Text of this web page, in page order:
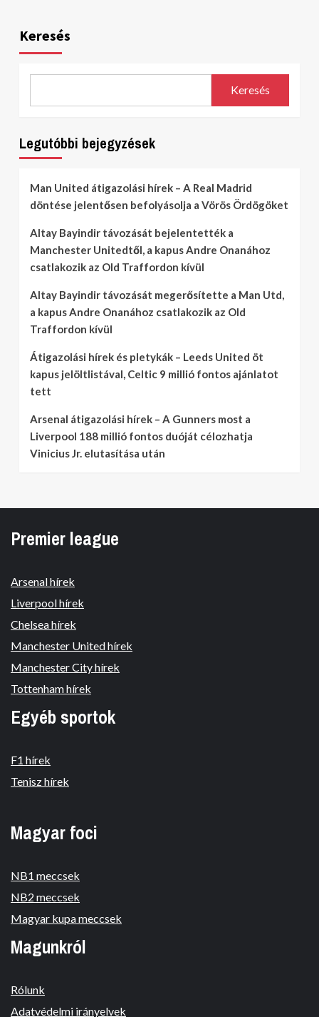
Keresés
Keresés
Legutóbbi bejegyzések
Man United átigazolási hírek – A Real Madrid
döntése jelentősen befolyásolja a Vörös Ördögöket
Altay Bayindir távozását bejelentették a
Manchester Unitedtől, a kapus Andre Onanához
csatlakozik az Old Traffordon kívül
Altay Bayindir távozását megerősítette a Man Utd,
a kapus Andre Onanához csatlakozik az Old
Traffordon kívül
Átigazolási hírek és pletykák – Leeds United öt
kapus jelöltlistával, Celtic 9 millió fontos ajánlatot
tett
Arsenal átigazolási hírek – A Gunners most a
Liverpool 188 millió fontos duóját célozhatja
Vinicius Jr. elutasítása után
Premier league
Arsenal hírek
Liverpool hírek
Chelsea hírek
Manchester United hírek
Manchester City hírek
Tottenham hírek
Egyéb sportok
F1 hírek
Tenisz hírek
Magyar foci
NB1 meccsek
NB2 meccsek
Magyar kupa meccsek
Magunkról
Rólunk
Adatvédelmi irányelvek